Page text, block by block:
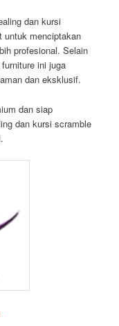
dan kursi
untuk menciptakan
profesional. Selain
ini juga
dan eksklusif.
dan siap
dan kursi scramble